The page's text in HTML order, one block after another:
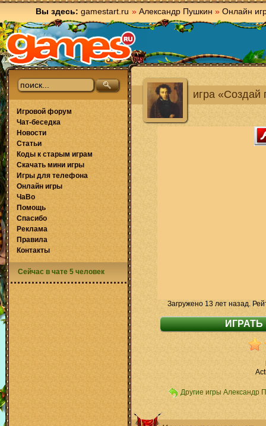
Вы здесь: gamestart.ru » Александр Пушкин » Онлайн
игра «Создай
Загружено 13 лет назад.
Другие игры Александр
Игровой форум
Чат-беседка
Новости
Статьи
Коды к старым играм
Скачать мини игры
Игры для телефона
Онлайн игры
ЧаВо
Помощь
Спасибо
Реклама
Правила
Контакты
Сейчас в чате 5 человек